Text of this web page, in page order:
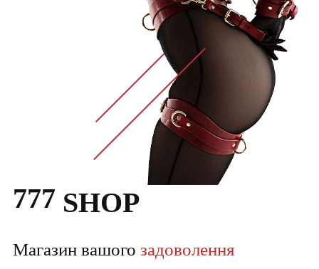
777 SHOP
Магазин вашого задоволення